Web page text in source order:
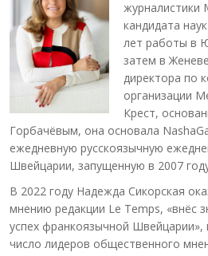
журналистики
кандидата
лет работы в
затем в
директора по
организации
Крест,
Горбачёвым, она основала
ежедневную русскоязычную
Швейцарии, запущенную в 2007
В 2022 году Надежда Сикорская
мнению редакции Le Temps, «внёс
успех франкоязычной
число лидеров общественного